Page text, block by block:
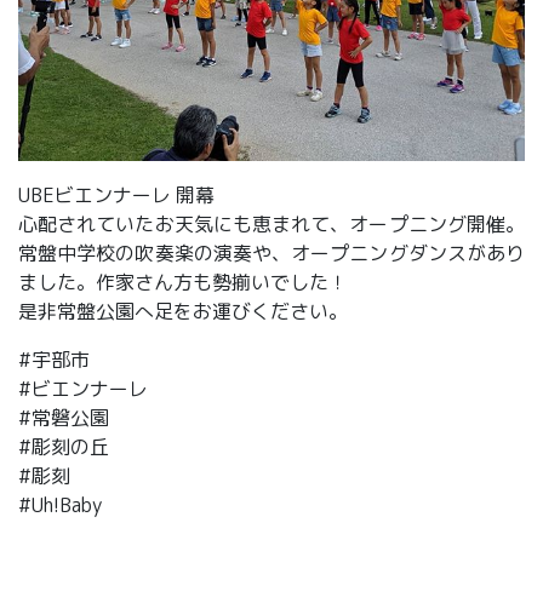
UBEビエンナーレ 開幕
心配されていたお天気にも恵まれて、オープニング開催。
常盤中学校の吹奏楽の演奏や、オープニングダンスがあり
ました。作家さん方も勢揃いでした！
是非常盤公園へ足をお運びください。
#宇部市
#ビエンナーレ
#常磐公園
#彫刻の丘
#彫刻
#Uh!Baby